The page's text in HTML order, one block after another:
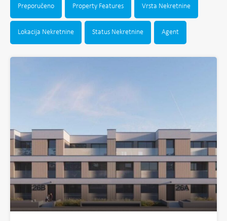
Preporučeno Property Features Vrsta Nekretnine
Lokacija Nekretnine Status Nekretnine Agent